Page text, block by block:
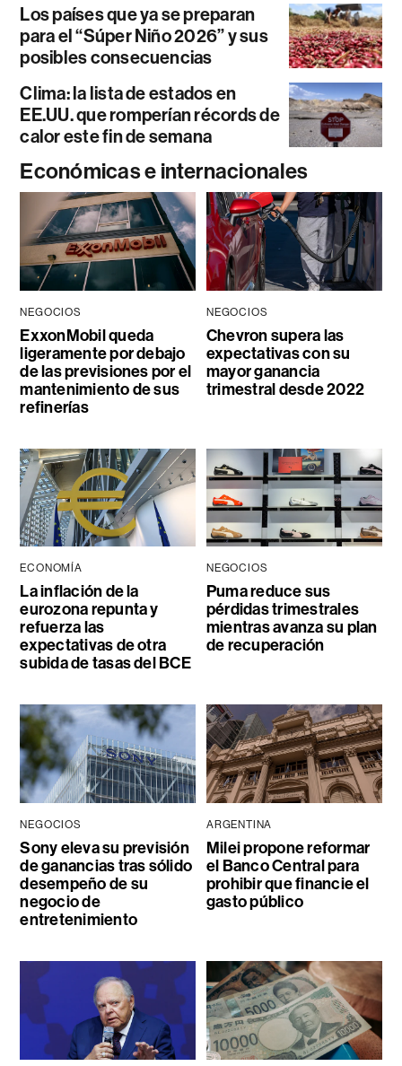
Los países que ya se preparan
para el “Súper Niño 2026” y sus
posibles consecuencias
Clima: la lista de estados en
EE.UU. que romperían récords de
calor este fin de semana
Económicas e internacionales
NEGOCIOS
ExxonMobil queda
ligeramente por debajo
de las previsiones por el
mantenimiento de sus
refinerías
NEGOCIOS
Chevron supera las
expectativas con su
mayor ganancia
trimestral desde 2022
ECONOMÍA
La inflación de la
eurozona repunta y
refuerza las
expectativas de otra
subida de tasas del BCE
NEGOCIOS
Puma reduce sus
pérdidas trimestrales
mientras avanza su plan
de recuperación
NEGOCIOS
Sony eleva su previsión
de ganancias tras sólido
desempeño de su
negocio de
entretenimiento
ARGENTINA
Milei propone reformar
el Banco Central para
prohibir que financie el
gasto público